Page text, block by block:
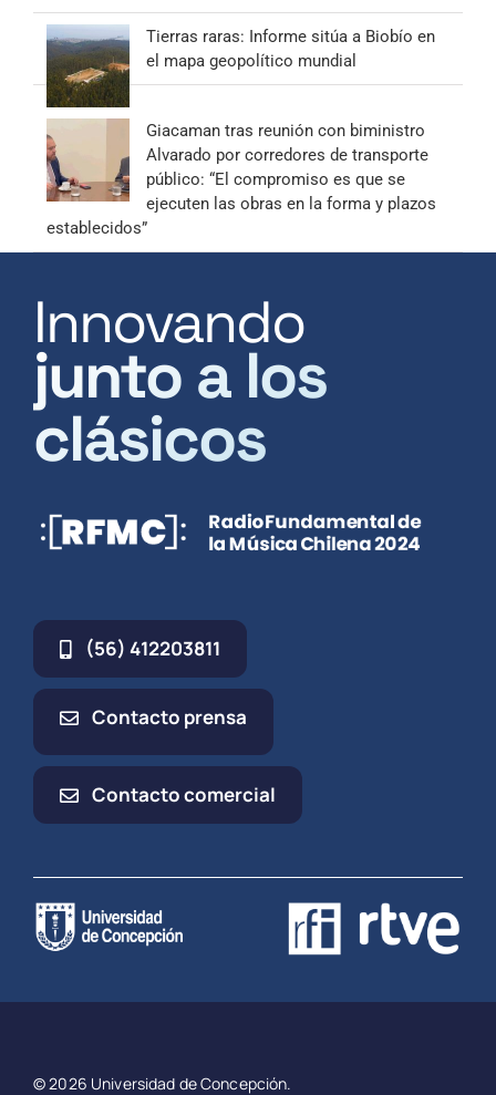
Tierras raras: Informe sitúa a Biobío en
el mapa geopolítico mundial
Giacaman tras reunión con biministro
Alvarado por corredores de transporte
público: “El compromiso es que se
ejecuten las obras en la forma y plazos
establecidos”
Innovando
junto a los
clásicos
(56) 412203811
Contacto prensa
Contacto comercial
© 2026 Universidad de Concepción.